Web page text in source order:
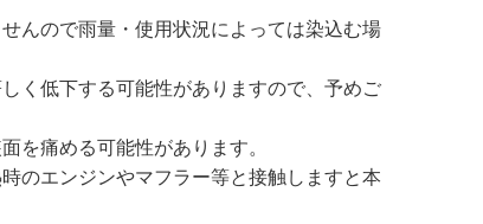
んので雨量・使用状況によっては染込む場
く低下する可能性がありますので、予めご
を痛める可能性があります。
のエンジンやマフラー等と接触しますと本